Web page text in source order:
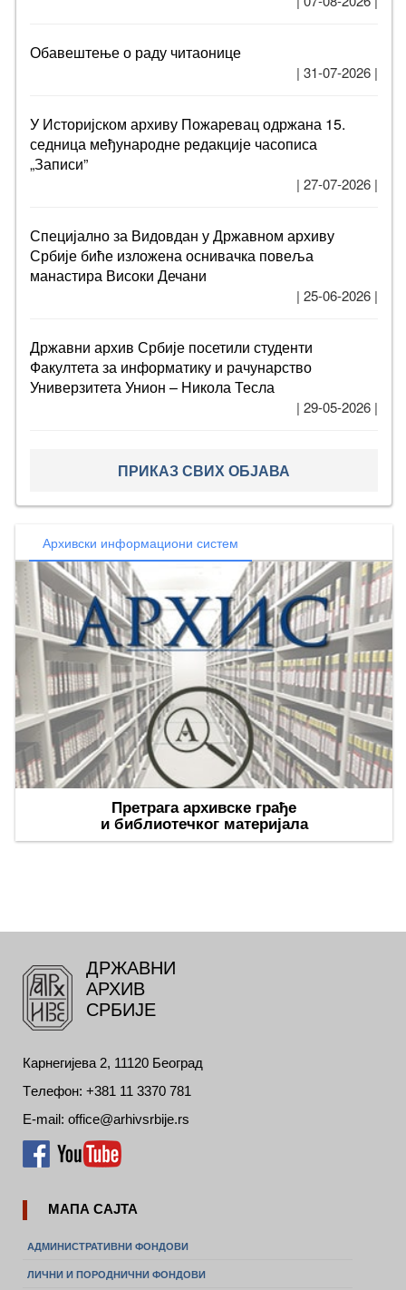
Обавештење о раду читаонице
| 31-07-2026 |
У Историјском архиву Пожаревац одржана 15.
седница међународне редакције часописа
„Записи”
| 27-07-2026 |
Специјално за Видовдан у Државном архиву
Србије биће изложена оснивачка повеља
манастира Високи Дечани
| 25-06-2026 |
Државни архив Србије посетили студенти
Факултета за информатику и рачунарство
Универзитета Унион – Никола Тесла
| 29-05-2026 |
ПРИКАЗ СВИХ ОБЈАВА
Архивски информациони систем
Претрага архивске грађе
и библиотечког материјала
ДРЖАВНИ
АРХИВ
СРБИЈЕ
Карнегијева 2, 11120 Београд
Tелефон: +381 11 3370 781
E-mail: office@arhivsrbije.rs
МАПА САЈТА
АДМИНИСТРАТИВНИ ФОНДОВИ
ЛИЧНИ И ПОРОДНИЧНИ ФОНДОВИ